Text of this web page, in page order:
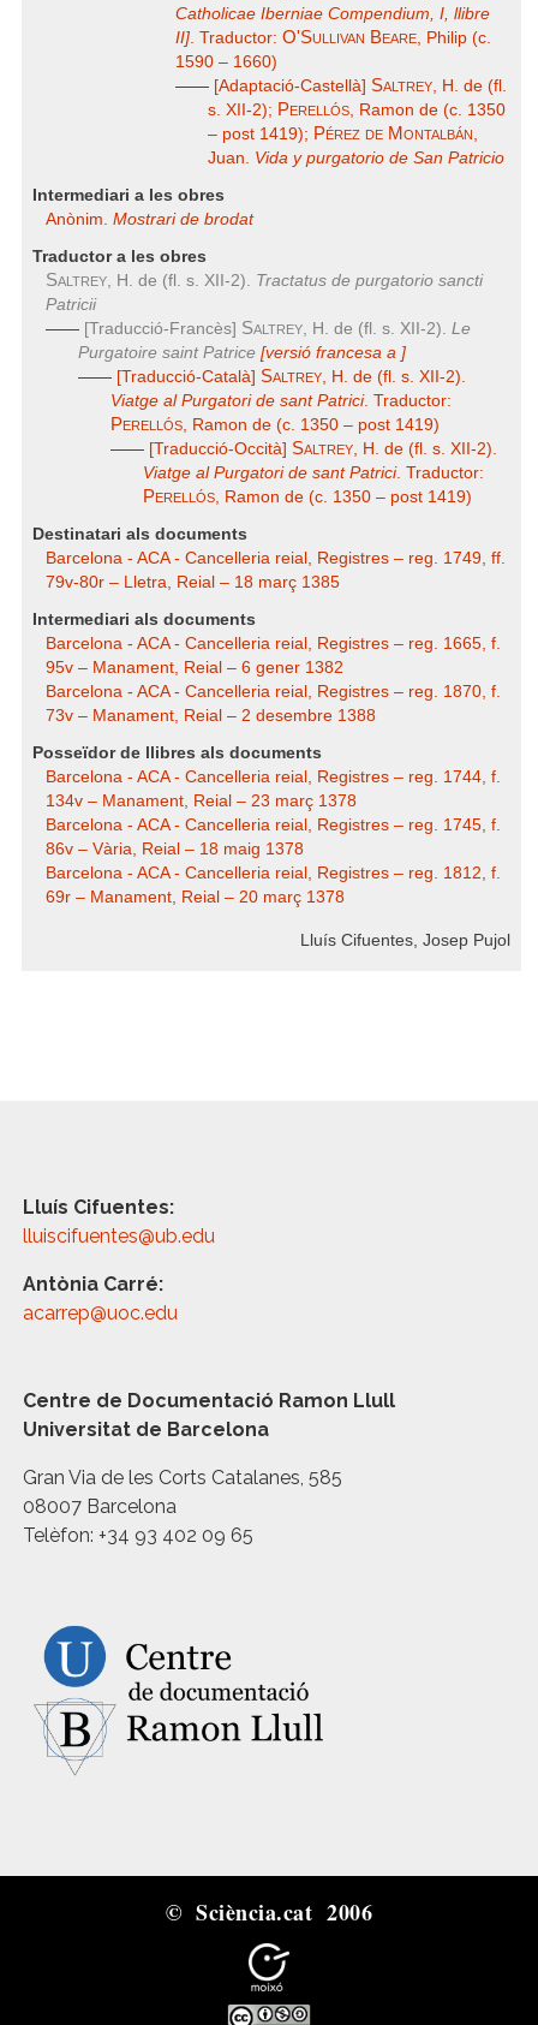
Catholicae Iberniae Compendium, I, llibre
II]. Traductor: O'Sullivan Beare, Philip (c.
1590 – 1660)
—— [Adaptació-Castellà] Saltrey, H. de (fl.
s. XII-2); Perellós, Ramon de (c. 1350
– post 1419); Pérez de Montalbán,
Juan. Vida y purgatorio de San Patricio
Intermediari a les obres
Anònim. Mostrari de brodat
Traductor a les obres
Saltrey, H. de (fl. s. XII-2). Tractatus de purgatorio sancti
Patricii
—— [Traducció-Francès] Saltrey, H. de (fl. s. XII-2). Le
Purgatoire saint Patrice [versió francesa a ]
—— [Traducció-Català] Saltrey, H. de (fl. s. XII-2).
Viatge al Purgatori de sant Patrici. Traductor:
Perellós, Ramon de (c. 1350 – post 1419)
—— [Traducció-Occità] Saltrey, H. de (fl. s. XII-2).
Viatge al Purgatori de sant Patrici. Traductor:
Perellós, Ramon de (c. 1350 – post 1419)
Destinatari als documents
Barcelona - ACA - Cancelleria reial, Registres – reg. 1749, ff.
79v-80r – Lletra, Reial – 18 març 1385
Intermediari als documents
Barcelona - ACA - Cancelleria reial, Registres – reg. 1665, f.
95v – Manament, Reial – 6 gener 1382
Barcelona - ACA - Cancelleria reial, Registres – reg. 1870, f.
73v – Manament, Reial – 2 desembre 1388
Posseïdor de llibres als documents
Barcelona - ACA - Cancelleria reial, Registres – reg. 1744, f.
134v – Manament, Reial – 23 març 1378
Barcelona - ACA - Cancelleria reial, Registres – reg. 1745, f.
86v – Vària, Reial – 18 maig 1378
Barcelona - ACA - Cancelleria reial, Registres – reg. 1812, f.
69r – Manament, Reial – 20 març 1378
Lluís Cifuentes, Josep Pujol
Lluís Cifuentes:
lluiscifuentes@ub.edu
Antònia Carré:
acarrep@uoc.edu
Centre de Documentació Ramon Llull
Universitat de Barcelona
Gran Via de les Corts Catalanes, 585
08007 Barcelona
Telèfon: +34 93 402 09 65
© Sciència.cat 2006